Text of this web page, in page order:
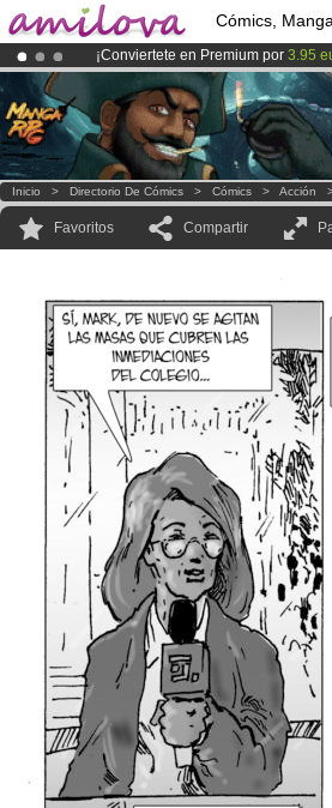
Cómics,
¡Conviertete en Premium por 3.95
¡El Kickstarter Amilova está
¡Ya tenemos 100000miembrosy
Inicio > Directorio De Cómics > Cómics > Acción
Favoritos Compartir